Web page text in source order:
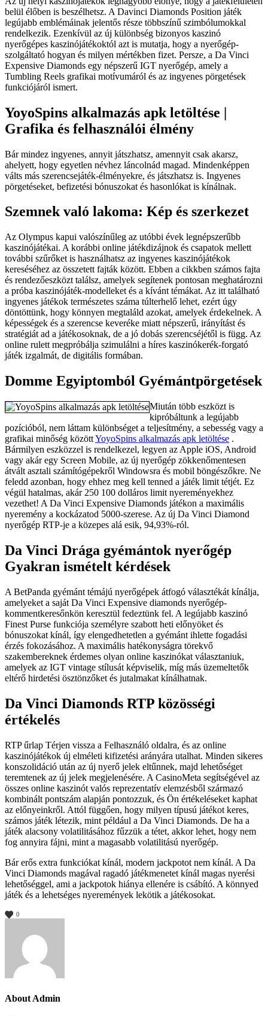
belül élőben is beszélhetsz. A Davinci Diamonds Position játék
legújabb emblémáinak jelentős része többszínű szimbólumokkal
rendelkezik. Ezenkívül az új különbség bizonyos kaszinó
nyerőgépes kaszinójátékoktól azt is mutatja, hogy a nyerőgép-
szolgáltató hogyan és milyen mértékben fizet. Persze, a Da Vinci
Expensive Diamonds egy népszerű IGT nyerőgép, amely a
Tumbling Reels grafikai motívumáról és az ingyenes pörgetések
funkciójáról ismert.
YoyoSpins alkalmazás apk letöltése |
Grafika és felhasználói élmény
Bár mindez ingyenes, annyit játszhatsz, amennyit csak akarsz,
ahelyett, hogy egyetlen névhez láncolnád magad. Mindenképpen
válts más szerencsejáték-élményekre, és játszhatsz is. Ingyenes
pörgetéseket, befizetési bónuszokat és hasonlókat is kínálnak.
Szemnek való lakoma: Kép és szerkezet
Az Olympus kapui valószínűleg az utóbbi évek legnépszerűbb
kaszinójátékai. A korábbi online játékdizájnok és csapatok mellett
további szűrőket is használhatsz az ingyenes kaszinójátékok
kereséséhez az összetett fajták között. Ebben a cikkben számos fajta
és rendezőeszközt találsz, amelyek segítenek pontosan meghatározni
a próba kaszinójáték-modelleket és a kívánt témákat. Az itt található
ingyenes játékok természetes száma túlterhelő lehet, ezért úgy
döntöttünk, hogy könnyen megtaláld azokat, amelyek érdekelnek. A
képességek és a szerencse keveréke miatt népszerű, irányítást és
stratégiát ad a játékosoknak, de a jó dobás szerencséjétől is függ. Az
online rulett megpróbálja szimulálni a híres kaszinókerék-forgató
játék izgalmát, de digitális formában.
Domme Egyiptomból Gyémántpörgetések
Miután több eszközt is
kipróbáltunk a legújabb
pozícióból, nem láttam különbséget a teljesítmény, a sebesség vagy a
grafikai minőség közöttYoyoSpins alkalmazás apk letöltése .
Bármilyen eszközzel is rendelkezel, legyen az Apple iOS, Android
vagy akár egy Screen Mobile, az új nyerőgép zökkenőmentesen
átvált asztali számítógépekről Windowsra és mobil böngészőkre. Ne
feledd azonban, hogy ehhez meg kell tenned a játék limit tétjét. Ez
végül hatalmas, akár 250 100 dolláros limit nyereményekhez
vezethet! A Da Vinci Expensive Diamonds játékon a maximális
nyeremény a kockázatod 5000-szerese. Az új Da Vinci Diamond
nyerőgép RTP-je a közepes alá esik, 94,93%-ról.
Da Vinci Drága gyémántok nyerőgép
Gyakran ismételt kérdések
A BetPanda gyémánt témájú nyerőgépek átfogó választékát kínálja,
amelyeket a saját Da Vinci Expensive diamonds nyerőgép-
kommentkeresőnkön keresztül fedeztünk fel. A legújabb kaszinó
Finest Purse funkciója személyre szabott heti előnyöket és
bónuszokat kínál, így elengedhetetlen a gyémánt ihlette fogadási
érzés fokozásához. A maximális hatékonyságra törekvő
szakembereknek érdemes olyan online kaszinókat választaniuk,
amelyek az IGT vintage stílusát képviselik, míg más üzemeltetők
eltérő hirdetési ösztönzőket és jutalmakat kínálhatnak.
Da Vinci Diamonds RTP közösségi
értékelés
RTP űrlap Térjen vissza a Felhasználó oldalra, és az online
kaszinójátékok új elméleti kifizetési arányára utalhat. Minden sikeres
konszolidáció után az új nyerő jelek eltűnnek, majd lehetőséget
teremtenek az új jelek megjelenésére. A CasinoMeta segítségével az
összes online kaszinót valós reprezentatív elemzésből származó
kombinált pontszám alapján pontozzuk, és Ön értékeléseket kaphat
az előnyeinkről. Attól függően, hogy milyen típusú játékot keres,
számos játék létezik, mint például a Da Vinci Diamonds. De ha a
játék alacsony volatilitásához fűzzük a tétet, akkor lehet, hogy nem
fog annyira fájni, mint a magasabb volatilitású nyerőgép.
Bár erős extra funkciókat kínál, modern jackpotot nem kínál. A Da
Vinci Diamonds magával ragadó játékmenetet kínál magas nyerési
lehetőséggel, ami a jackpotok hiánya ellenére is csábító. A könnyed
játék és a lehetséges nyeremények lekötik a játékosokat.
0
About Admin